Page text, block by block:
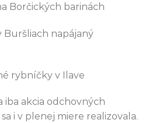
Borčických barinách
napájaný
rybníčky v Ilave
akcia odchovných
i v plenej miere realizovala.